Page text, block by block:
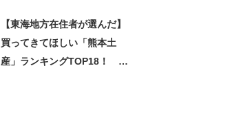
【東海地方在住者が選んだ】
買ってきてほしい「熊本土
産」ランキングTOP18！ 第